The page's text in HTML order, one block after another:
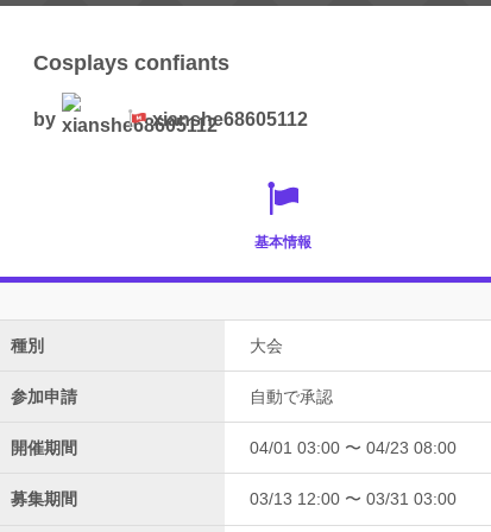
Cosplays confiants
by xianshe68605112
基本情報
種別 大会
参加申請 自動で承認
開催期間 04/01 03:00 〜 04/23 08:00
募集期間 03/13 12:00 〜 03/31 03:00